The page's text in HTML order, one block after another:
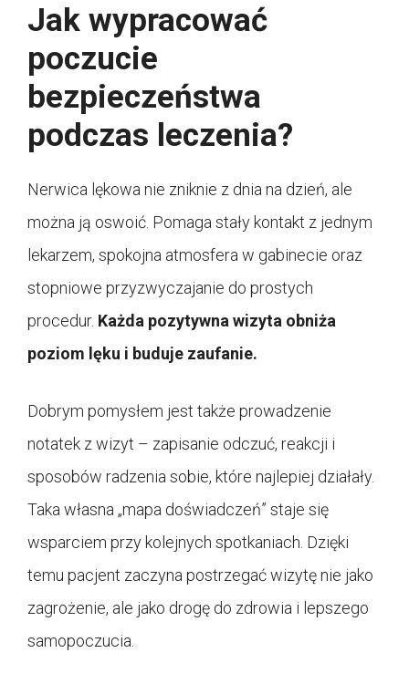
Jak wypracować
poczucie
bezpieczeństwa
podczas leczenia?
Nerwica lękowa nie zniknie z dnia na dzień, ale
można ją oswoić. Pomaga stały kontakt z jednym
lekarzem, spokojna atmosfera w gabinecie oraz
stopniowe przyzwyczajanie do prostych
procedur. Każda pozytywna wizyta obniża
poziom lęku i buduje zaufanie.
Dobrym pomysłem jest także prowadzenie
notatek z wizyt – zapisanie odczuć, reakcji i
sposobów radzenia sobie, które najlepiej działały.
Taka własna „mapa doświadczeń” staje się
wsparciem przy kolejnych spotkaniach. Dzięki
temu pacjent zaczyna postrzegać wizytę nie jako
zagrożenie, ale jako drogę do zdrowia i lepszego
samopoczucia.